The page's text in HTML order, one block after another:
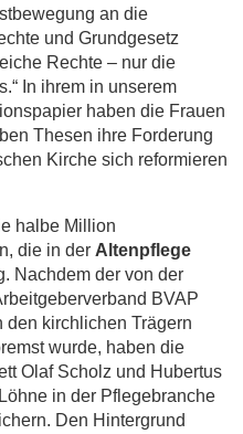
an die
und Grundgesetz
Rechte – nur die
In ihrem in unserem
haben die Frauen
Thesen ihre Forderung
Kirche sich reformieren
halbe Million
, die in der Altenpflege
Nachdem der von der
BVAP
den kirchlichen Trägern
wurde, haben die
Olaf Scholz und Hubertus
in der Pflegebranche
Den Hintergrund